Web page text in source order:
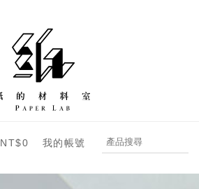
NT$0 我的帳號